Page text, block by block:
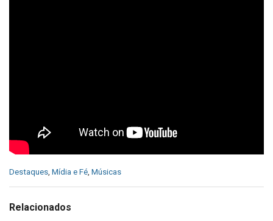
C
e
Destaques, Mídia e Fé, Músicas
Relacionados